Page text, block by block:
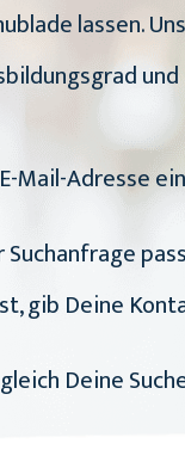
lassen.
Mail-Adresse
gib Deine
Deine